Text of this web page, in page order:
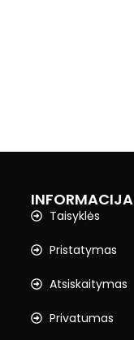
INFORMACIJA
Taisyklės
Pristatymas
Atsiskaitymas
Privatumas